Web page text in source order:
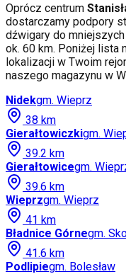
Oprócz centrum
dostarczamy podpory
dźwigary do
ok. 60 km. Poniżej lista
lokalizacji w Twoim
naszego magazynu w
Nidekgm. Wieprz
38 km
Gierałtowiczkigm.
39.2 km
Gierałtowicegm.
39.6 km
Wieprzgm. Wieprz
41 km
Bładnice Górnegm.
41.6 km
Podlipiegm. Bolesław